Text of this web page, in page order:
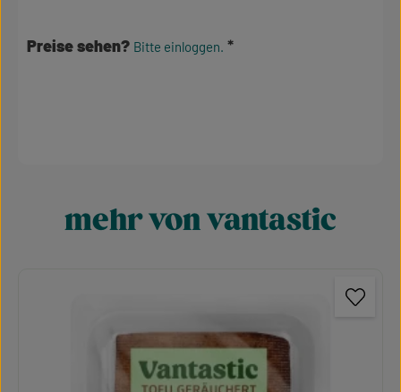
Preise sehen? Bitte einloggen.
Produktgalerie überspringen
mehr von vantastic